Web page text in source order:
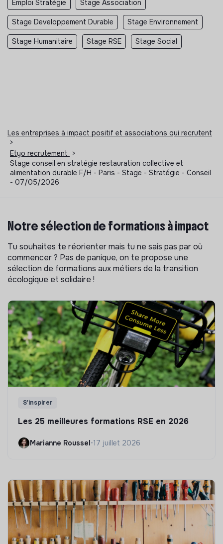
Emploi Stratégie Stage Association
Stage Developpement Durable Stage Environnement
Stage Humanitaire Stage RSE Stage Social
Les entreprises à impact positif et associations qui recrutent
>
Etyo recrutement
>
Stage conseil en stratégie restauration collective et
alimentation durable F/H - Paris - Stage - Stratégie - Conseil
- 07/05/2026
Notre sélection de formations à impact
Tu souhaites te réorienter mais tu ne sais pas par où
commencer ? Pas de panique, on te propose une
sélection de formations aux métiers de la transition
écologique et solidaire !
S'inspirer
Les 25 meilleures formations RSE en 2026
Marianne Roussel•17 juillet 2026